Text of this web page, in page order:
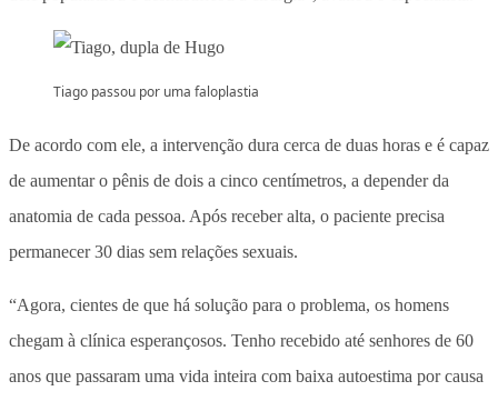
Tiago passou por uma faloplastia
De acordo com ele, a intervenção dura cerca de duas horas e é capaz
de aumentar o pênis de dois a cinco centímetros, a depender da
anatomia de cada pessoa. Após receber alta, o paciente precisa
permanecer 30 dias sem relações sexuais.
“Agora, cientes de que há solução para o problema, os homens
chegam à clínica esperançosos. Tenho recebido até senhores de 60
anos que passaram uma vida inteira com baixa autoestima por causa